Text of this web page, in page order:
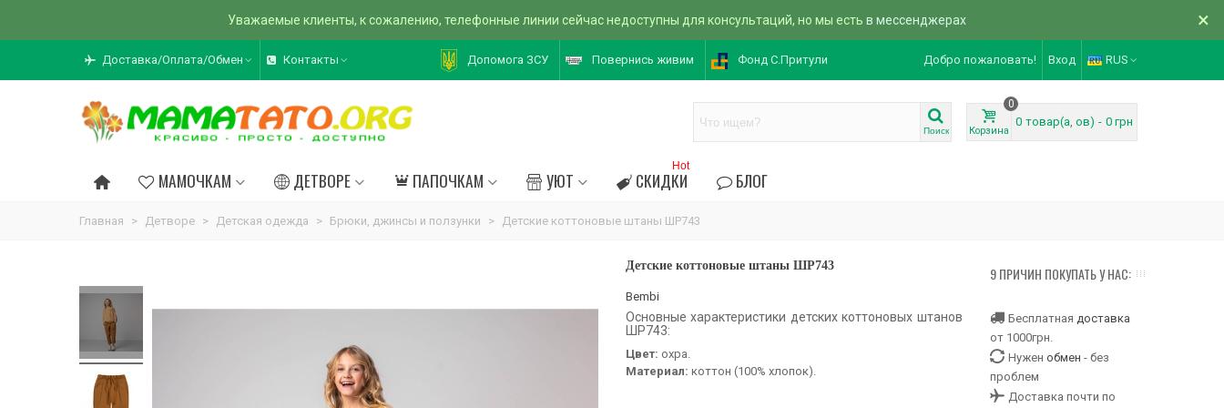
Уважаемые клиенты, к сожалению, телефонные линии сейчас недоступны для консультаций, но мы есть в мессенджерах ×
Доставка/Оплата/Обмен Контакты Допомога ЗСУ Повернись живим Фонд С.Притули Добро пожаловать! Вход RUS
Поиск Корзина
0
0 товар(а, ов) - 0 грн
МАМОЧКАМ ДЕТВОРЕ ПАПОЧКАМ УЮТ СКИДКИ
Hot
БЛОГ
Главная > Детворе > Детская одежда > Брюки, джинсы и ползунки > Детские коттоновые штаны ШР743
Детские коттоновые штаны ШР743
Bembi
Основные характеристики детских коттоновых штанов
ШР743:
Цвет: охра.
Материал: коттон (100% хлопок).
9 ПРИЧИН ПОКУПАТЬ У НАС:
Бесплатная доставка
от 1000грн.
Нужен обмен - без
проблем
Доставка почти по